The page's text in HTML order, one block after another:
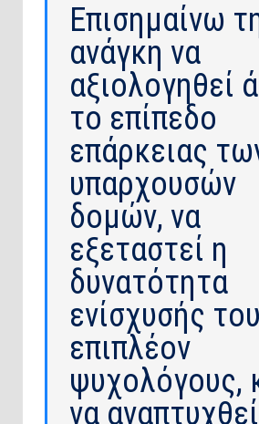
Επισημαίνω
ανάγκη να
αξιολογηθεί
το επίπεδο
επάρκειας
υπαρχουσών
δομών, να
εξεταστεί η
δυνατότητα
ενίσχυσής
επιπλέον
ψυχολόγους,
να αναπτυχθεί